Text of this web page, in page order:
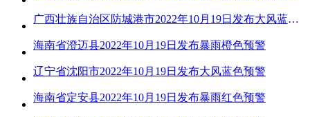
广西壮族自治区防城港市2022年10月19日发布大风蓝色预警
海南省澄迈县2022年10月19日发布暴雨橙色预警
辽宁省沈阳市2022年10月19日发布大风蓝色预警
海南省定安县2022年10月19日发布暴雨红色预警